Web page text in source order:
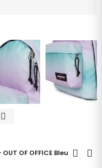
OF OFFICE Bleu